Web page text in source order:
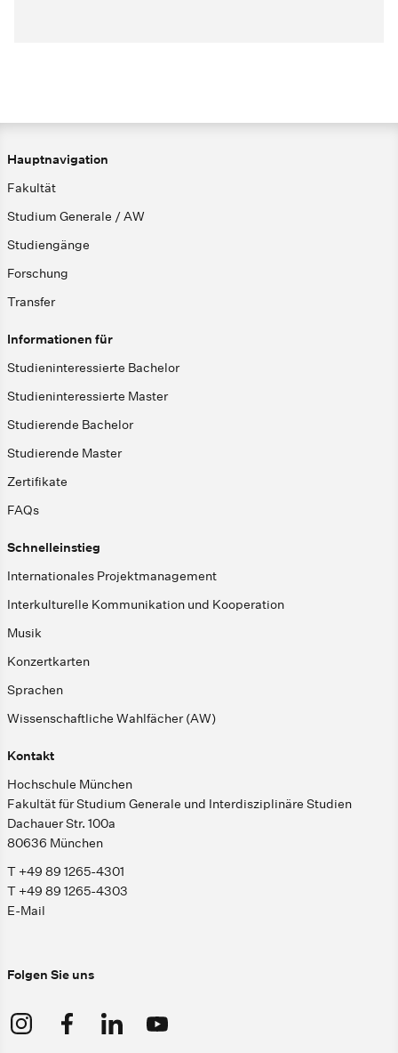
Hauptnavigation
Fakultät
Studium Generale / AW
Studiengänge
Forschung
Transfer
Informationen für
Studieninteressierte Bachelor
Studieninteressierte Master
Studierende Bachelor
Studierende Master
Zertifikate
FAQs
Schnelleinstieg
Internationales Projektmanagement
Interkulturelle Kommunikation und Kooperation
Musik
Konzertkarten
Sprachen
Wissenschaftliche Wahlfächer (AW)
Kontakt
Hochschule München
Fakultät für Studium Generale und Interdisziplinäre Studien
Dachauer Str. 100a
80636 München
T +49 89 1265-4301
T +49 89 1265-4303
E-Mail
Folgen Sie uns